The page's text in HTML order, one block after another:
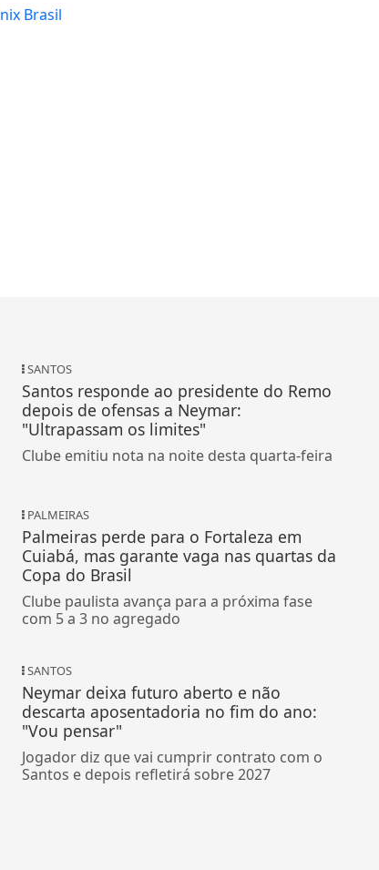
SANTOS
Santos responde ao presidente do Remo
depois de ofensas a Neymar:
"Ultrapassam os limites"
Clube emitiu nota na noite desta quarta-feira
PALMEIRAS
Palmeiras perde para o Fortaleza em
Cuiabá, mas garante vaga nas quartas da
Copa do Brasil
Clube paulista avança para a próxima fase
com 5 a 3 no agregado
SANTOS
Neymar deixa futuro aberto e não
descarta aposentadoria no fim do ano:
"Vou pensar"
Jogador diz que vai cumprir contrato com o
Santos e depois refletirá sobre 2027